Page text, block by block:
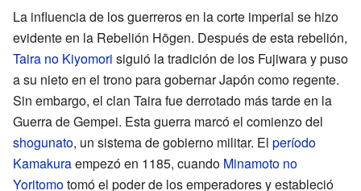
La influencia de los guerreros en la corte imperial se hizo
evidente en la Rebelión Hōgen. Después de esta rebelión,
Taira no Kiyomori siguió la tradición de los Fujiwara y puso
a su nieto en el trono para gobernar Japón como regente.
Sin embargo, el clan Taira fue derrotado más tarde en la
Guerra de Gempei. Esta guerra marcó el comienzo del
shogunato, un sistema de gobierno militar. El período
Kamakuraempezó en 1185, cuando Minamoto no
Yoritomotomó el poder de los emperadores y estableció